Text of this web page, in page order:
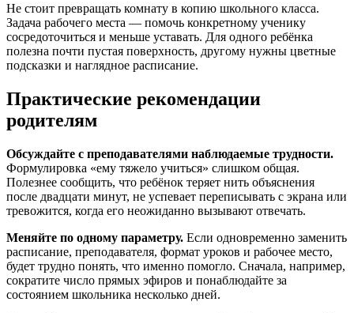
Не стоит превращать комнату в копию школьного класса.
Задача рабочего места — помочь конкретному ученику
сосредоточиться и меньше уставать. Для одного ребёнка
полезна почти пустая поверхность, другому нужны цветные
подсказки и наглядное расписание.
Практические рекомендации
родителям
Обсуждайте с преподавателями наблюдаемые трудности.
Формулировка «ему тяжело учиться» слишком общая.
Полезнее сообщить, что ребёнок теряет нить объяснения
после двадцати минут, не успевает переписывать с экрана или
тревожится, когда его неожиданно вызывают отвечать.
Меняйте по одному параметру. Если одновременно заменить
расписание, преподавателя, формат уроков и рабочее место,
будет трудно понять, что именно помогло. Сначала, например,
сократите число прямых эфиров и понаблюдайте за
состоянием школьника несколько дней.